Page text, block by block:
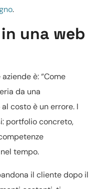
.
una web
è: “Come
da una
costo è un errore. I
portfolio concreto,
tempo.
il cliente dopo il